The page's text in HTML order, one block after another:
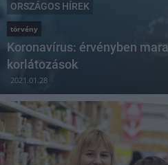
ORSZÁGOS HÍREK
törvény
Koronavírus: érvényben
korlátozások
2021.01.28